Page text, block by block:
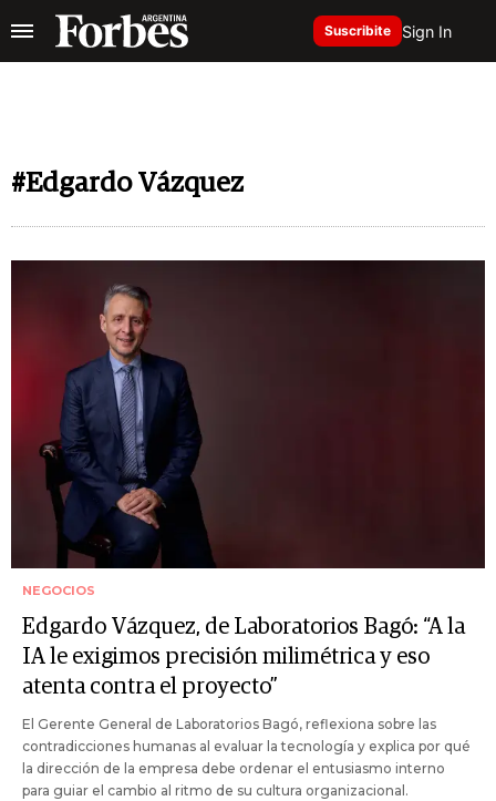
Suscribite Sign In
#Edgardo Vázquez
NEGOCIOS
Edgardo Vázquez, de Laboratorios Bagó: “A la
IA le exigimos precisión milimétrica y eso
atenta contra el proyecto”
El Gerente General de Laboratorios Bagó, reflexiona sobre las
contradicciones humanas al evaluar la tecnología y explica por qué
la dirección de la empresa debe ordenar el entusiasmo interno
para guiar el cambio al ritmo de su cultura organizacional.